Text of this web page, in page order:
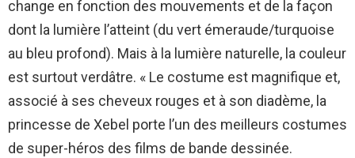
change en fonction des mouvements et de la façon
dont la lumière l’atteint (du vert émeraude/turquoise
au bleu profond). Mais à la lumière naturelle, la couleur
est surtout verdâtre. « Le costume est magnifique et,
associé à ses cheveux rouges et à son diadème, la
princesse de Xebel porte l’un des meilleurs costumes
de super-héros des films de bande dessinée.